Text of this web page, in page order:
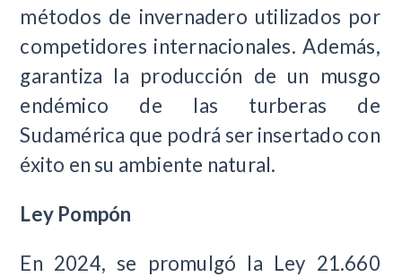
métodos de invernadero utilizados por
competidores internacionales. Además,
garantiza la producción de un musgo
endémico de las turberas de
Sudamérica que podrá ser insertado con
éxito en su ambiente natural.
Ley Pompón
En 2024, se promulgó la Ley 21.660